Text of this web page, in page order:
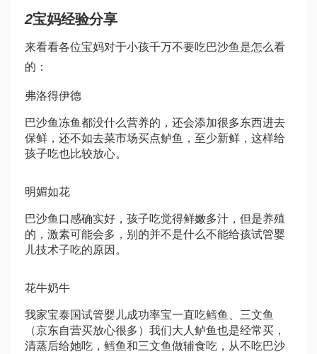
2宝妈经验分享
来看看各位宝妈对于小孩千万不要吃巴沙鱼是怎么看
的：
弗洛得伊德
巴沙鱼冻鱼都没什么营养的，还会添加很多东西进去
保鲜，还不如去菜市场买点鲈鱼，至少新鲜，这样给
孩子吃也比较放心。
明媚如花
巴沙鱼口感确实好，孩子吃觉得鲜嫩多汁，但是养殖
的，激素可能会多，别的并不是什么不能给孩试管婴
儿技术子吃的原因。
花牛奶牛
我家宝泰国试管婴儿成功率宝一直吃鳕鱼、三文鱼
（京东自营买放心很多）我们大人鲈鱼也是经常买，
清蒸后给她吃，鳕鱼和三文鱼做辅食吃，从不吃巴沙